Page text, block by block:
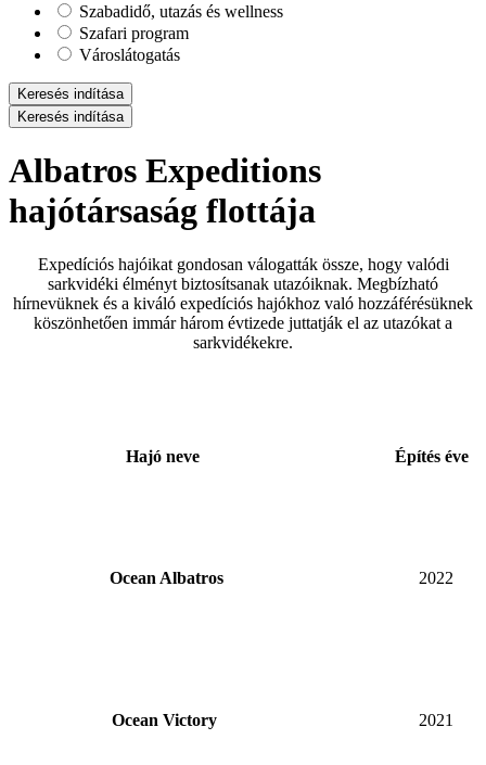
Szabadidő, utazás és wellness
Szafari program
Városlátogatás
Keresés indítása
Keresés indítása
Albatros Expeditions
hajótársaság flottája
Expedíciós hajóikat gondosan válogatták össze, hogy valódi
sarkvidéki élményt biztosítsanak utazóiknak. Megbízható
hírnevüknek és a kiváló expedíciós hajókhoz való hozzáférésüknek
köszönhetően immár három évtizede juttatják el az utazókat a
sarkvidékekre.
Hajó neve Építés éve
Ocean Albatros 2022
Ocean Victory 2021